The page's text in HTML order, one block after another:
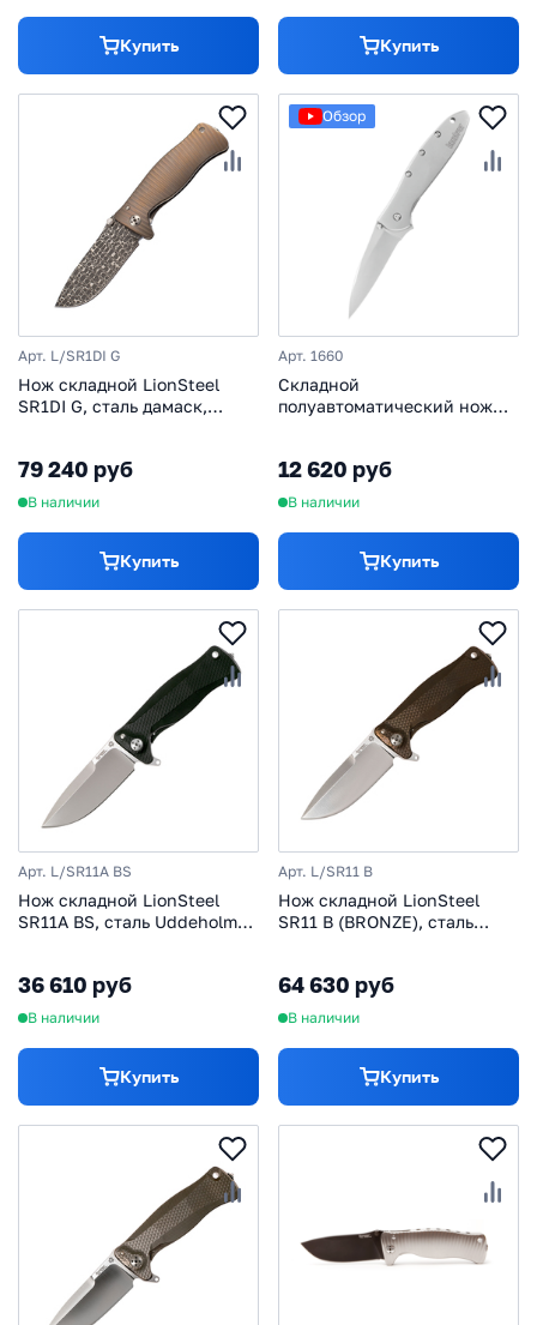
Купить Купить
Арт. L/SR1DI G
Нож складной LionSteel
SR1DI G, сталь дамаск,
79 240 руб
В наличии
Купить
Обзор
Арт. 1660
Складной
полуавтоматический нож
нержавеющая сталь
12 620 руб
В наличии
Купить
Арт. L/SR11A BS
Нож складной LionSteel
SR11A BS, сталь Uddeholm
Aluminum)
36 610 руб
В наличии
Купить
Арт. L/SR11 B
Нож складной LionSteel
SR11 B (BRONZE), сталь
технологии Solid®,
бронзовый
64 630 руб
В наличии
Купить